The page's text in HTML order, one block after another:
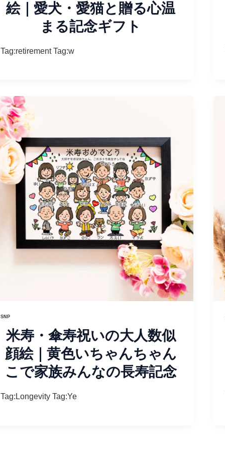
絵｜愛犬・愛猫と贈る心温
まる記念ギフト
Tag:retirement Tag:w
SNP
米寿・傘寿祝いの大人数似
顔絵｜黄色いちゃんちゃん
こで家族みんなの長寿記念
Tag:Longevity Tag:Ye